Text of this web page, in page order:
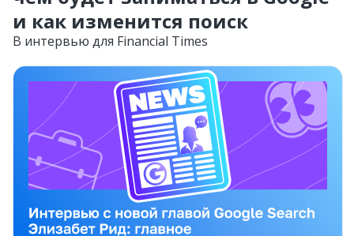
и как изменится поиск
В интервью для Financial Times